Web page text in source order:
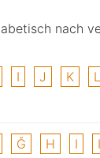
nach
I J K L
Ğ H I I